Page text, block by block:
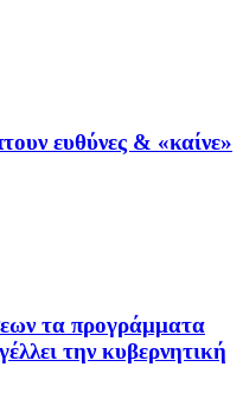
ευθύνες & «καίνε»
τα προγράμματα
την κυβερνητική